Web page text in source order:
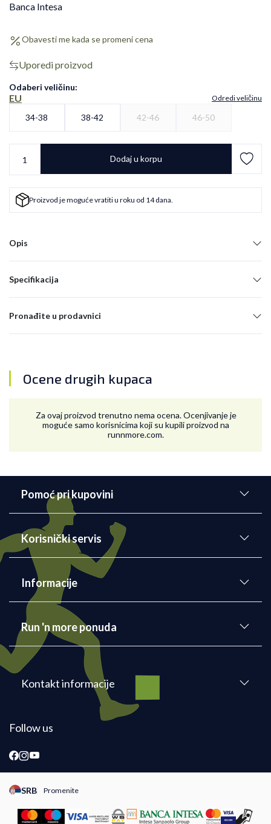
Banca Intesa
Obavesti me kada se promeni cena
Uporedi proizvod
Odaberi veličinu:
EU Odredi veličinu
34-38 38-42 42-46 46-50
Dodaj u korpu
Proizvod je moguće vratiti u roku od 14 dana.
Opis
Specifikacija
Pronađite u prodavnici
Ocene drugih kupaca
Za ovaj proizvod trenutno nema ocena. Ocenjivanje je
moguće samo korisnicima koji su kupili proizvod na
runnmore.com.
Pomoć pri kupovini
Korisnički servis
Informacije
Run 'n more ponuda
Kontakt informacije
Follow us
SRB Promenite
Promeni instancu sajta, posetite sajtove za druge zemlje